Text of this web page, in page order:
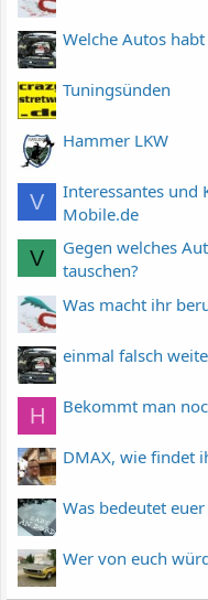
Welche Autos
Tuningsünden
Hammer LKW
V
Interessantes und
Mobile.de
V
Gegen welches
tauschen?
Was macht ihr
einmal falsch
H Bekommt man
DMAX, wie findet
Was bedeutet
Wer von euch